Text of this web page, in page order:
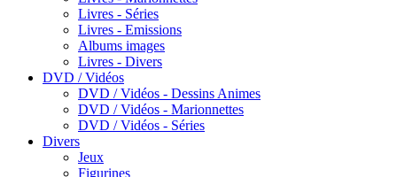
Livres - Séries
Livres - Emissions
Albums images
Livres - Divers
DVD / Vidéos
DVD / Vidéos - Dessins Animes
DVD / Vidéos - Marionnettes
DVD / Vidéos - Séries
Divers
Jeux
Figurines